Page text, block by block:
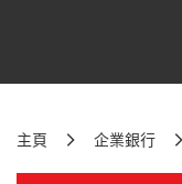
主頁 企業銀行